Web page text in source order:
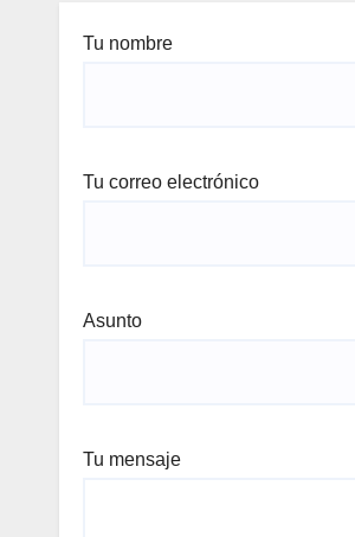
Tu nombre
Tu correo electrónico
Asunto
Tu mensaje